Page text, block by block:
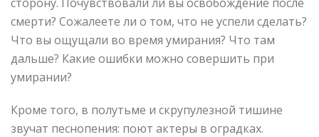
смерти? Сожалеете ли о том, что не успели сделать?
Что вы ощущали во время умирания? Что там
дальше? Какие ошибки можно совершить при
умирании?
Кроме того, в полутьме и скрупулезной тишине
звучат песнопения: поют актеры в оградках.